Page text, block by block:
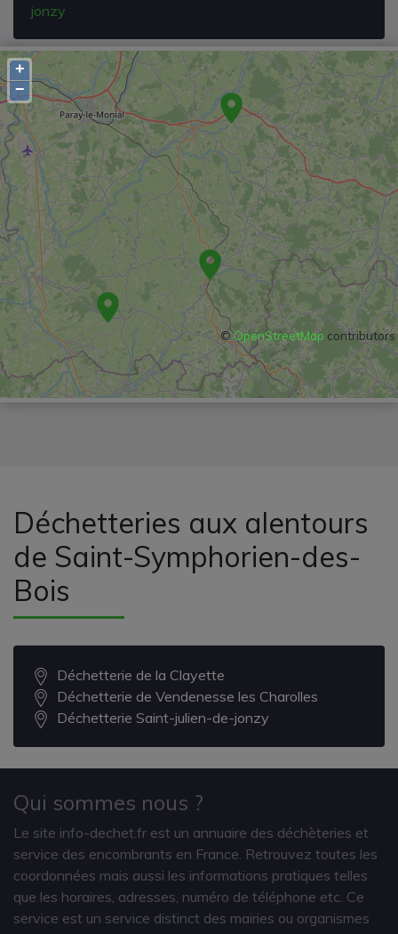
jonzy
+
−
©OpenStreetMap contributors
Déchetteries aux alentours
de Saint-Symphorien-des-
Bois
Déchetterie de la Clayette
Déchetterie de Vendenesse les Charolles
Déchetterie Saint-julien-de-jonzy
Qui sommes nous ?
Le site info-dechet.fr est un annuaire des déchèteries et
service des encombrants en France. Retrouvez toutes les
coordonnées mais aussi les informations pratiques telles
que les horaires, adresses, numéro de téléphone etc. Ce
service est un service distinct des mairies ou organismes